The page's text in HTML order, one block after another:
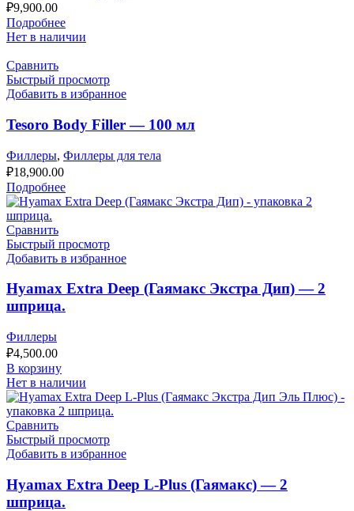
₽9,900.00
Подробнее
Нет в наличии
Сравнить
Быстрый просмотр
Добавить в избранное
Tesoro Body Filler — 100 мл
Филлеры, Филлеры для тела
₽18,900.00
Подробнее
Сравнить
Быстрый просмотр
Добавить в избранное
Hyamax Extra Deep (Гаямакс Экстра Дип) — 2
шприца.
Филлеры
₽4,500.00
В корзину
Нет в наличии
Сравнить
Быстрый просмотр
Добавить в избранное
Hyamax Extra Deep L-Plus (Гаямакс) — 2
шприца.